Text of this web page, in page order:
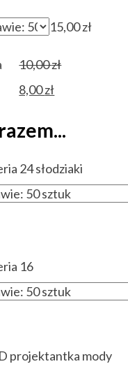
15,00zł
10,00złPierwotna
10,00 zł.
8,00złAktualna
wynosi:
8,00 zł.
24 słodziaki
16
projektantka mody